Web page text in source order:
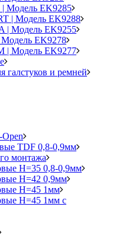
Модель EK9285
| Модель EK9288
| Модель EK9255
EK9278
| Модель EK9277
и ремней
TDF 0,8-0,9мм
монтажа
H=35 0,8-0,9мм
H=42 0,9мм
H=45 1мм
H=45 1мм с